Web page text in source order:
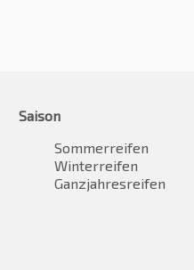
Saison
Sommerreifen
Winterreifen
Ganzjahresreifen